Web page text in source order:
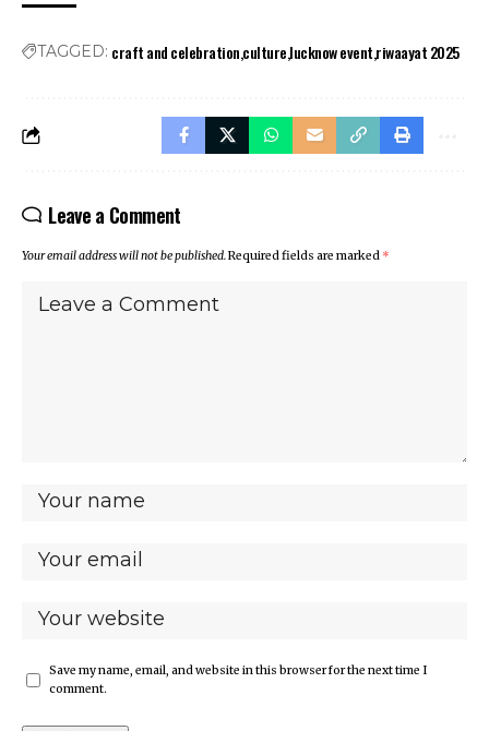
TAGGED: craft and celebrationculturelucknow eventriwaayat 2025
Leave a Comment
Your email address will not be published.Required fields are marked *
Save my name, email, and website in this browser for the next time I
comment.